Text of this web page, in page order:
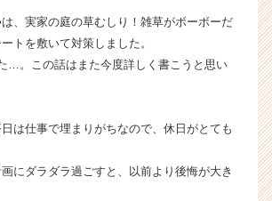
ラ
イ
ン】
ン
ー・
、実家の庭の草むしり！雑草がボーボーだ
トを敷いて対策しました。
…。この話はまた今度詳しく書こうと思い
は仕事で埋まりがちなので、休日がとても
にダラダラ過ごすと、以前より後悔が大き